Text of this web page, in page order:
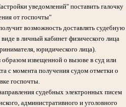
уведомлений" поставить галочку
от госпочты"
возможность доставлять судебную
в личный кабинет физического лица
юридического лица).
извещенной о вызове в суд или
с момента получения судом отметки о
госпочты.
судебных электронных писем
административного и уголовного